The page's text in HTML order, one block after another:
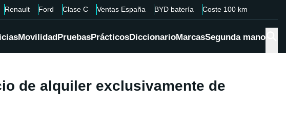
Renault Ford Clase C Ventas España BYD batería Coste 100 km
MovilidadPruebasPrácticosDiccionarioMarcasSegunda mano
de alquiler exclusivamente de